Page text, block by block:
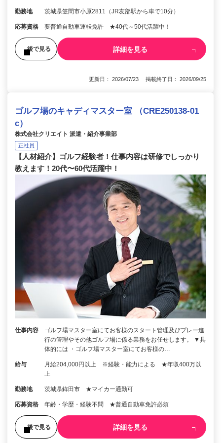
勤務地 茨城県笠間市小原2811（JR友部駅から車で10分）
応募資格 要普通自動車運転免許 ★40代～50代活躍中！
後で見る 詳細を見る
更新日： 2026/07/23 掲載終了日： 2026/09/25
ゴルフ場のキャディマスター室 （CRE250138-01
c）
株式会社クリエイト 派遣・紹介事業部
正社員
【人材紹介】ゴルフ経験者！仕事内容は研修でしっかり
教えます！20代〜60代活躍中！
仕事内容
ゴルフ場マスター室にてお客様のスタート管理及びプレー進
行の管理やその他ゴルフ場に係る業務をお任せします。 ▼具
体的には ・ゴルフ場マスター室にてお客様の…
給与
月給204,000円以上 ※経験・能力による ★年収400万以
上
勤務地 茨城県鉾田市 ★マイカー通勤可
応募資格 年齢・学歴・経験不問 ★普通自動車免許必須
後で見る 詳細を見る